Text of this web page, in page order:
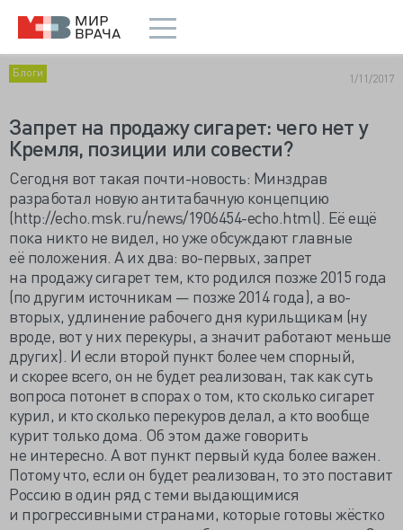
Блоги 1/11/2017
Запрет на продажу сигарет: чего нет у
Кремля, позиции или совести?
Сегодня вот такая почти-новость: Минздрав
разработал новую антитабачную концепцию
(http://echo.msk.ru/news/1906454-echo.html). Её ещё
пока никто не видел, но уже обсуждают главные
её положения. А их два: во-первых, запрет
на продажу сигарет тем, кто родился позже 2015 года
(по другим источникам — позже 2014 года), а во-
вторых, удлинение рабочего дня курильщикам (ну
вроде, вот у них перекуры, а значит работают меньше
других). И если второй пункт более чем спорный,
и скорее всего, он не будет реализован, так как суть
вопроса потонет в спорах о том, кто сколько сигарет
курил, и кто сколько перекуров делал, а кто вообще
курит только дома. Об этом даже говорить
не интересно. А вот пункт первый куда более важен.
Потому что, если он будет реализован, то это поставит
Россию в один ряд с теми выдающимися
и прогрессивными странами, которые готовы жёстко